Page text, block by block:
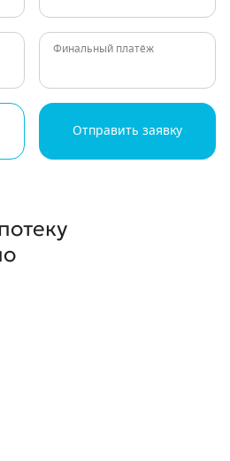
Финальный платёж
Отправить заявку